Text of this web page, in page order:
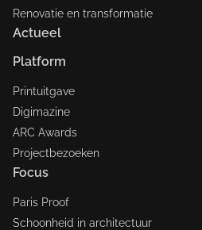
Renovatie en transformatie
Actueel
Platform
Printuitgave
Digimazine
ARC Awards
Projectbezoeken
Focus
Paris Proof
Schoonheid in architectuur